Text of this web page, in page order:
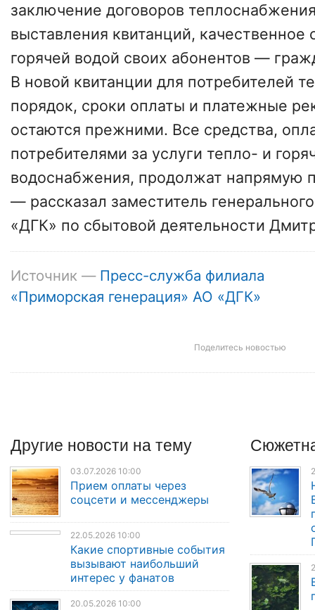
заключение договоров
выставления квитанций,
горячей водой своих абонентов —
В новой квитанции для потребителей
порядок, сроки оплаты и платежные
остаются прежними. Все средства,
потребителями за услуги тепло- и
водоснабжения, продолжат напрямую
— рассказал заместитель
«ДГК» по сбытовой деятельности
Источник — Пресс-служба филиала
«Приморская генерация» АО «ДГК»
Поделитесь новостью
Другие новости на тему
03.07.2026 10:00
Прием оплаты через
соцсети и мессенджеры
22.05.2026 10:00
Какие спортивные события
вызывают наибольший
интерес у фанатов
20.05.2026 10:00